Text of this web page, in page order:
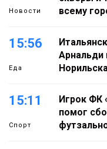
Новости
всему
15:56
Еда
Арнальди
Норильска
15:11
Спорт
Игрок ФК
помог